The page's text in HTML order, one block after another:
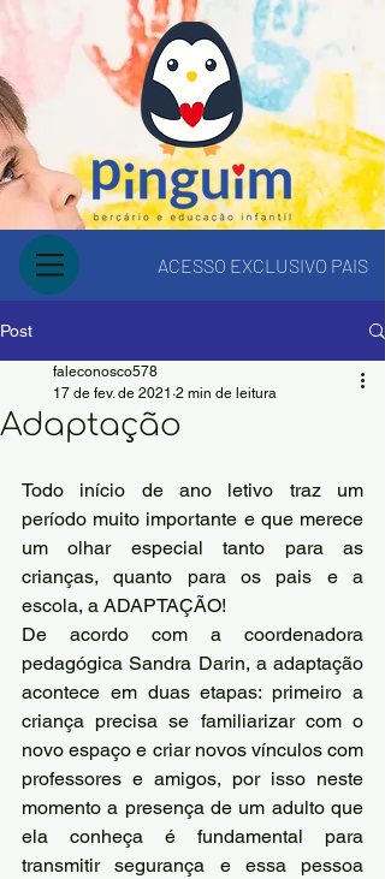
ACESSO EXCLUSIVO PAIS
Post
Adaptação
faleconosco578
17 de fev. de 2021 2 min de leitura
Todo início de ano letivo traz um
período muito importante e que merece
um olhar especial tanto para as
crianças, quanto para os pais e a
escola, a ADAPTAÇÃO!
De acordo com a coordenadora
pedagógica Sandra Darin, a adaptação
acontece em duas etapas: primeiro a
criança precisa se familiarizar com o
novo espaço e criar novos vínculos com
professores e amigos, por isso neste
momento a presença de um adulto que
ela conheça é fundamental para
transmitir segurança e essa pessoa